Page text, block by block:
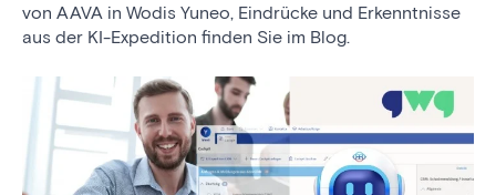
von AAVA in Wodis Yuneo, Eindrücke und Erkenntnisse
aus der KI-Expedition finden Sie im Blog.